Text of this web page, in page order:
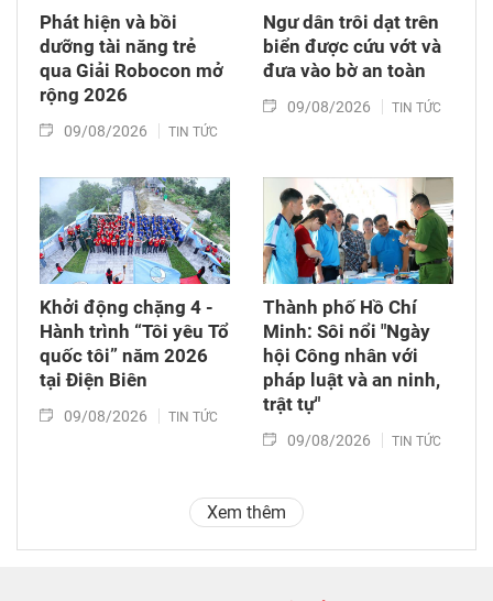
Phát hiện và bồi
dưỡng tài năng trẻ
qua Giải Robocon mở
rộng 2026
09/08/2026 TIN TỨC
Ngư dân trôi dạt trên
biển được cứu vớt và
đưa vào bờ an toàn
09/08/2026 TIN TỨC
Khởi động chặng 4 -
Hành trình “Tôi yêu Tổ
quốc tôi” năm 2026
tại Điện Biên
09/08/2026 TIN TỨC
Thành phố Hồ Chí
Minh: Sôi nổi "Ngày
hội Công nhân với
pháp luật và an ninh,
trật tự"
09/08/2026 TIN TỨC
Xem thêm